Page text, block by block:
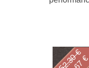
52.30 €